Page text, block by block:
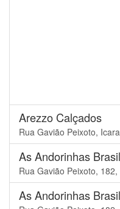
Arezzo Calçados
Rua Gavião Peixoto,
As Andorinhas
Rua Gavião Peixoto,
As Andorinhas